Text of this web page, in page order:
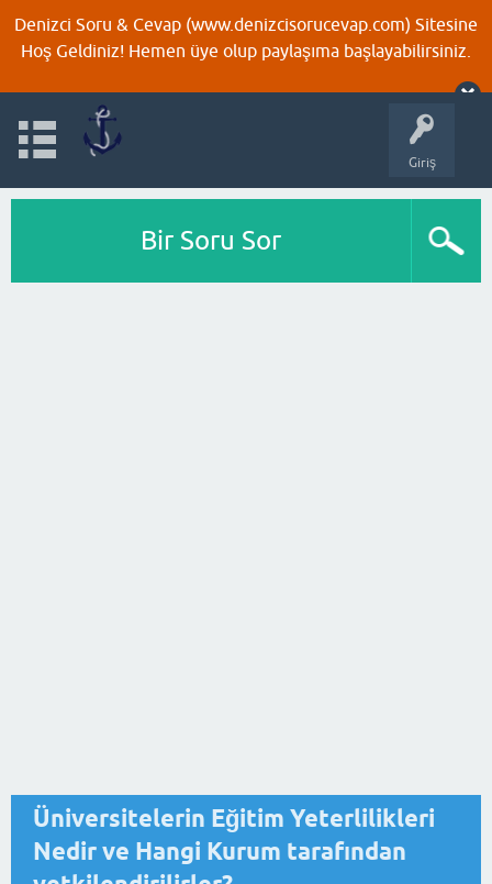
Denizci Soru & Cevap (www.denizcisorucevap.com) Sitesine
Hoş Geldiniz! Hemen üye olup paylaşıma başlayabilirsiniz.
Giriş
Bir Soru Sor
Üniversitelerin Eğitim Yeterlilikleri
Nedir ve Hangi Kurum tarafından